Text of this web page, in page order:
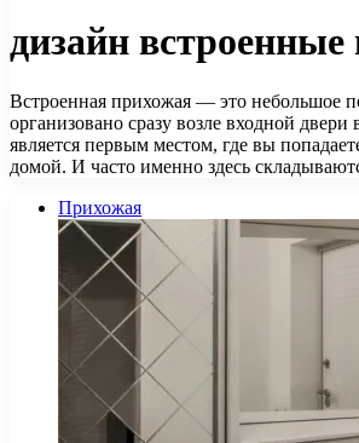
дизайн
Встроенная прихожая — это небольшое
организовано сразу возле входной
является первым местом, где вы
домой. И часто именно здесь
Прихожая